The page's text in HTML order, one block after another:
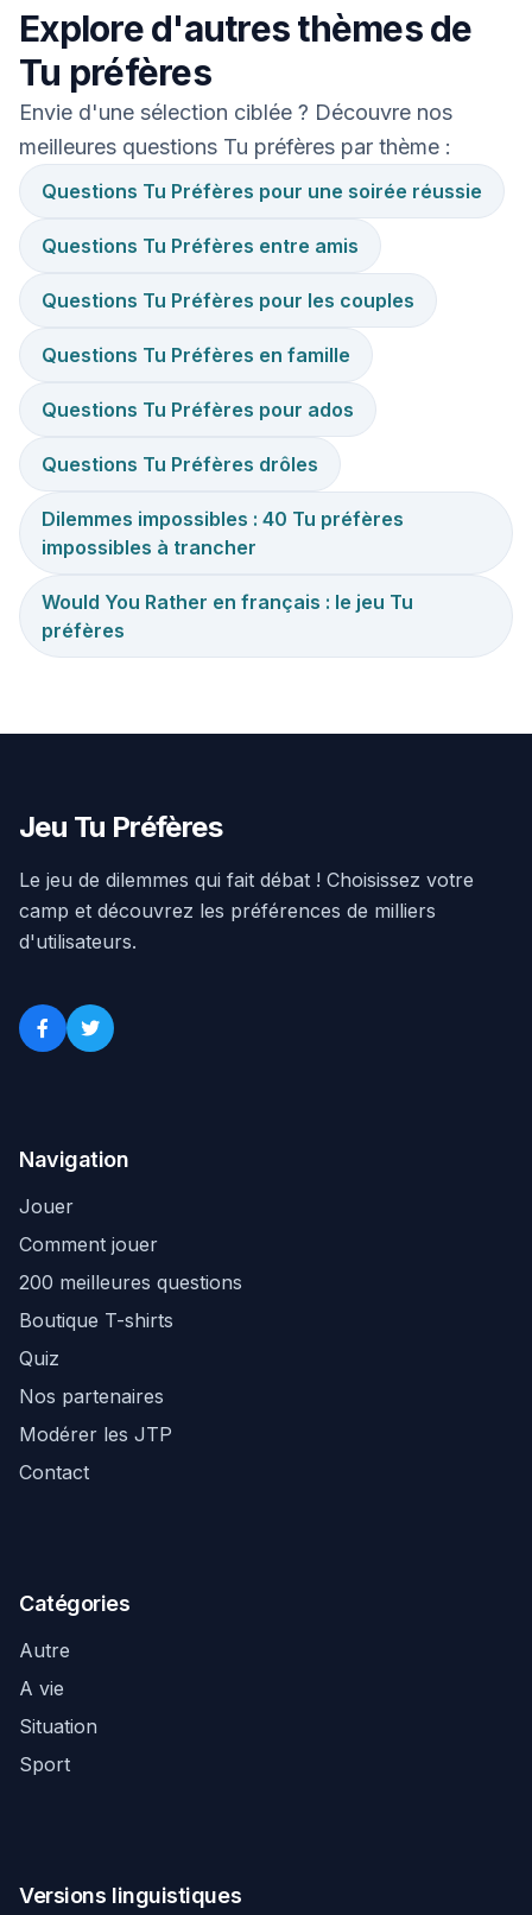
Explore d'autres thèmes de
Tu préfères
Envie d'une sélection ciblée ? Découvre nos
meilleures questions Tu préfères par thème :
Questions Tu Préfères pour une soirée réussie
Questions Tu Préfères entre amis
Questions Tu Préfères pour les couples
Questions Tu Préfères en famille
Questions Tu Préfères pour ados
Questions Tu Préfères drôles
Dilemmes impossibles : 40 Tu préfères
impossibles à trancher
Would You Rather en français : le jeu Tu
préfères
Jeu Tu Préfères
Le jeu de dilemmes qui fait débat ! Choisissez votre
camp et découvrez les préférences de milliers
d'utilisateurs.
Navigation
Jouer
Comment jouer
200 meilleures questions
Boutique T-shirts
Quiz
Nos partenaires
Modérer les JTP
Contact
Catégories
Autre
A vie
Situation
Sport
Versions linguistiques